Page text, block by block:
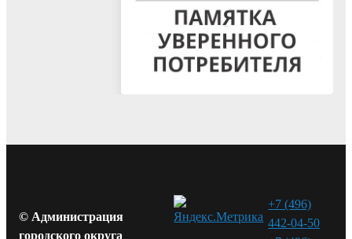
© Администрация
городского округа
+7 (496)
442-04-50